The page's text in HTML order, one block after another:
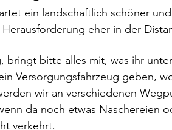
ein landschaftlich schöner
Herausforderung eher in der
bringt bitte alles mit, was ihr
Versorgungsfahrzeug geben,
wir an verschiedenen
da noch etwas Naschereien
verkehrt.